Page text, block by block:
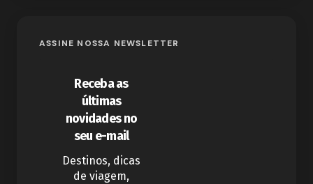
ASSINE NOSSA NEWSLETTER
Receba as
últimas
novidades no
seu e-mail
Destinos, dicas
de viagem,